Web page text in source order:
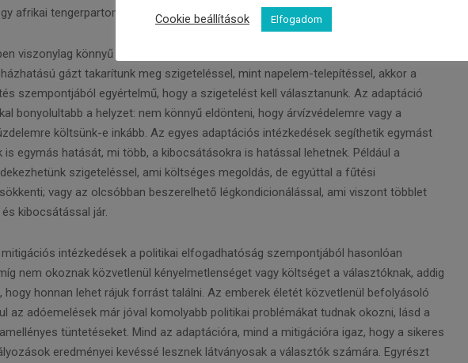
afrikai tengerparton és mondjuk a magyar Alföldön. Forrás: IPCC
viszonylag könnyű eldönteni, hogy mi a helyes intézkedés: ha például adott
gázt takarítunk meg szigeteléssel, mint napelem-telepítéssel, akkor a
szempontjából egyértelmű, hogy a szigetelést kell választanunk. Az adaptáció
bonyolultabb a helyzet: nem könnyű eldönteni, hogy árvízvédelemre vagy a
költsünk-e inkább. Az egyes adaptációs intézkedések segíthetik egymást
is egymás hatását, mi több, a kibocsátásokra is hatással lehetnek. Például a
szigeteléssel, ami költséges megoldás, de egyúttal a fűtési
vagy az olcsóbban beszerelhető légkondicionálással, ami viszont többlet
kibocsátással jár.
intézkedések a politikai elfogadhatóság szempontjából hasonlóan
nem okoznak közvetlenül kényelmetlenséget vagy költséget a választóknak, addig
hogy honnan lehet rájuk forrást találni. Az emberek életét közvetlenül befolyásoló
az adóemelések már jóval komolyabb politikai problémákat tudnak okozni, lásd a
tüntetéseket. Mind az adaptációra, mind a mitigációra igaz, hogy a sikeres
eredményei kevéssé lesznek látványosak a választók számára. Egyrészt
Cookie beállítások Elfogadom